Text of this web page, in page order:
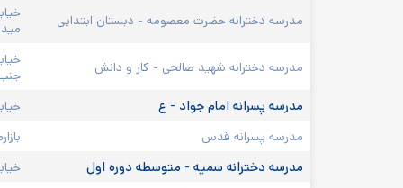
مدرسه دخترانه حضرت معصومه - دبستان ابتدایی
مدرسه دخترانه شهید صالحی - کار و دانش
جنب
مدرسه پسرانه امام جواد - ع
مدرسه پسرانه قدس
مدرسه دخترانه سمیه - متوسطه دوره اول
خیابان